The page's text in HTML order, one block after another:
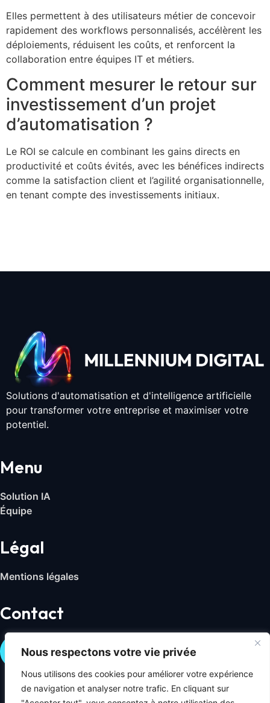
Nous respectons votre vie privée
Nous utilisons des cookies pour améliorer votre expérience
de navigation et analyser notre trafic. En cliquant sur
Elles permettent à des utilisateurs métier de concevoir
rapidement des workflows personnalisés, accélèrent les
déploiements, réduisent les coûts, et renforcent la
collaboration entre équipes IT et métiers.
Comment mesurer le retour sur
investissement d’un projet
d’automatisation ?
Le ROI se calcule en combinant les gains directs en
productivité et coûts évités, avec les bénéfices indirects
comme la satisfaction client et l’agilité organisationnelle,
en tenant compte des investissements initiaux.
Solutions d'automatisation et d'intelligence artificielle
pour transformer votre entreprise et maximiser votre
potentiel.
Menu
Solution IA
Équipe
Légal
Mentions légales
Contact
Nous contacter